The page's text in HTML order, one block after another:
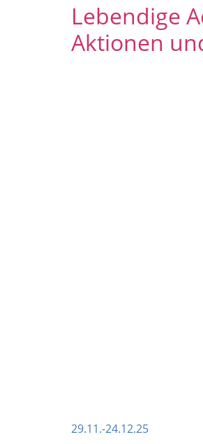
Lebendige
Aktionen
29.11.-24.12.25